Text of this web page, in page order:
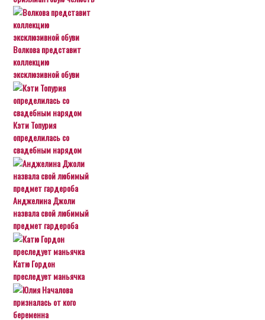
Волкова представит
коллекцию
эксклюзивной обуви
Кэти Топурия
определилась со
свадебным нарядом
Анджелина Джоли
назвала свой любимый
предмет гардероба
Катю Гордон
преследует маньячка